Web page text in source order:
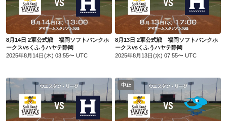
8月14日 2軍公式戦 福岡ソフトバンクホークスvsくふうハヤテ静岡
8月14日 2軍公式戦 福岡ソフトバンクホ
ークスvsくふうハヤテ静岡
2025年8月14日(木) 03:55〜 UTC
8月13日 2軍公式戦 福岡ソフトバンクホークスvsくふうハヤテ静岡
8月13日 2軍公式戦 福岡ソフトバンクホ
ークスvsくふうハヤテ静岡
2025年8月13日(水) 07:55〜 UTC
8月12日 2軍公式戦 福岡ソフトバンクホークスvsくふうハヤテ静岡
中止
8月11日 2軍公式戦 福岡ソフトバンクホークスvs中日ドラゴンズ